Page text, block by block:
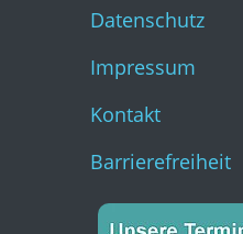
Datenschutz
Impressum
Kontakt
Barrierefreiheit